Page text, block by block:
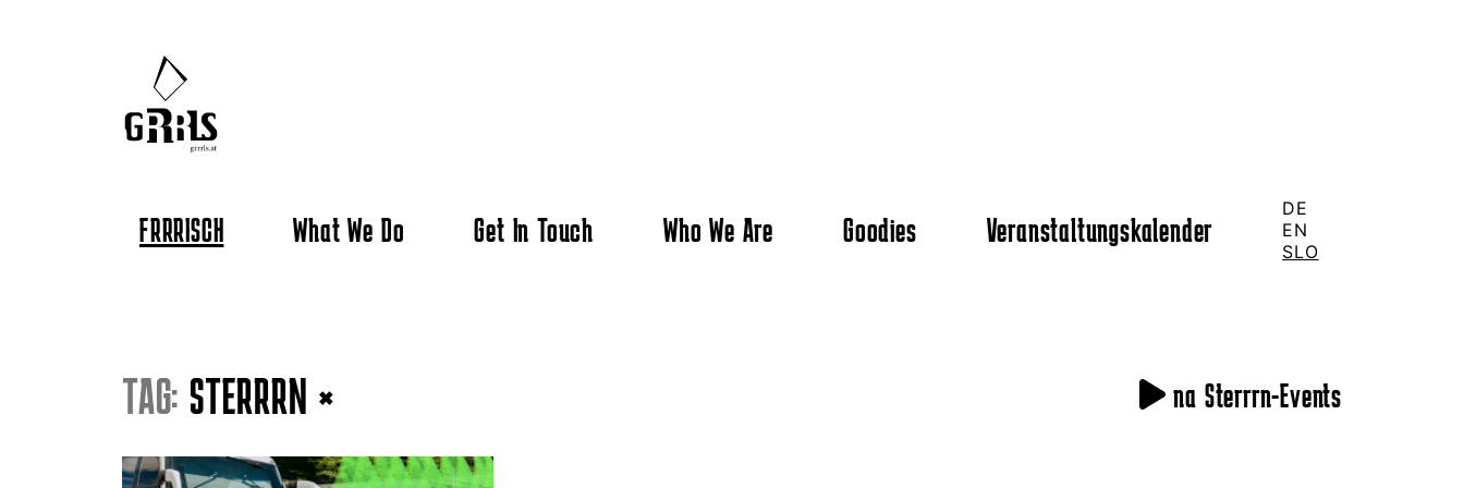
FRRRISCH What We Do Get In Touch Who We Are Goodies Veranstaltungskalender
DE
EN
SLO
TAG: STERRRN × na Sterrrn-Events